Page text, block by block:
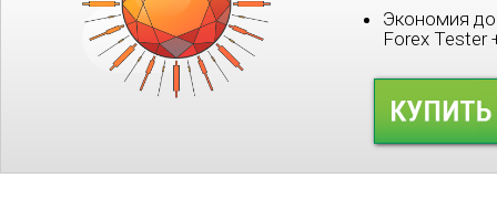
Экономия до
Forex Tester